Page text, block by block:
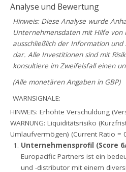
Analyse und Bewertung
Hinweis: Diese Analyse wurde
Unternehmensdaten mit Hilfe von
ausschließlich der Information
dar. Alle Investitionen sind mit
konsultiere im Zweifelsfall einen
(Alle monetären Angaben in GBP)
WARNSIGNALE:
HINWEIS: Erhöhte Verschuldung
WARNUNG: Liquiditätsrisiko
Umlaufvermögen) (Current Ratio =
Unternehmensprofil (Score
Europacific Partners ist ein
und -distributor mit einem